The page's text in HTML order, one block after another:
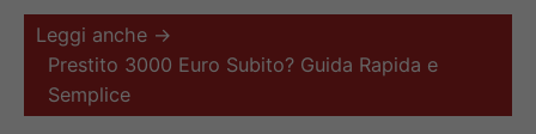
Leggi anche →
Prestito 3000 Euro Subito? Guida Rapida e
Semplice